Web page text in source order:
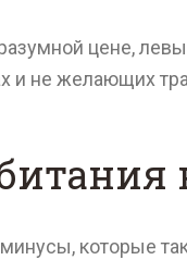
цене,
не желающих
которые